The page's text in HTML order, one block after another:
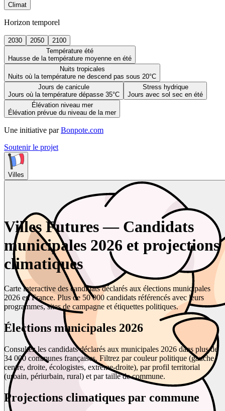
Climat
Horizon temporel
2030 2050
2100
Température été
Hausse de la température moyenne en été
Nuits tropicales
Nuits où la température ne descend pas sous 20°C
Jours de canicule
Jours où la température dépasse 35°C
Stress hydrique
Jours avec sol sec en été
Élévation niveau mer
Élévation prévue du niveau de la mer
Une initiative par Bonpote.com
Soutenir le projet
Villes
Villes Futures — Candidats
municipales 2026 et projections
climatiques
Carte interactive des candidats déclarés aux élections municipales
2026 en France. Plus de 50 000 candidats référencés avec leurs
programmes, sites de campagne et étiquettes politiques.
Élections municipales 2026
Consultez les candidats déclarés aux municipales 2026 dans plus de
34 000 communes françaises. Filtrez par couleur politique (gauche,
centre, droite, écologistes, extrême-droite), par profil territorial
(urbain, périurbain, rural) et par taille de commune.
Projections climatiques par commune